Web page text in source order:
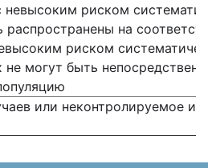
невысоким риском
распространены на
риском
не могут быть
или неконтролируемое